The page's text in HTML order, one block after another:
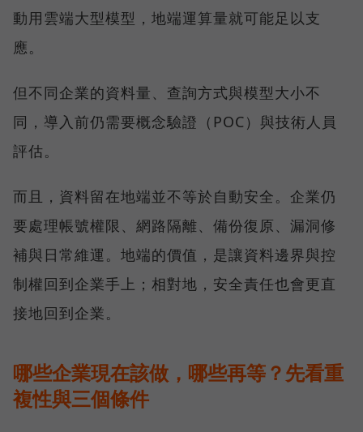
動用雲端大型模型，地端運算量就可能足以支
應。
但不同企業的資料量、查詢方式與模型大小不
同，導入前仍需要概念驗證（POC）與技術人員
評估。
而且，資料留在地端並不等於自動安全。企業仍
要處理帳號權限、網路隔離、備份復原、漏洞修
補與日常維運。地端的價值，是讓資料邊界與控
制權回到企業手上；相對地，安全責任也會更直
接地回到企業。
哪些企業現在該做，哪些再等？先看重
複性與三個條件